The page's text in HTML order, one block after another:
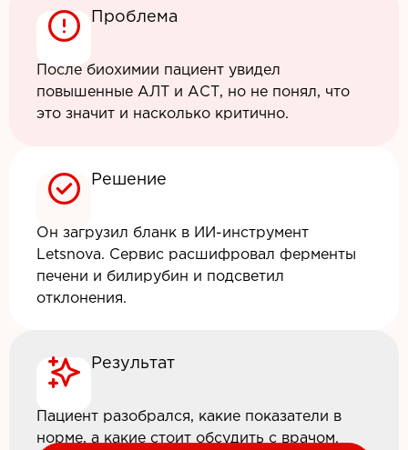
Проблема
После биохимии пациент увидел
повышенные АЛТ и АСТ, но не понял, что
это значит и насколько критично.
Решение
Он загрузил бланк в ИИ-инструмент
Letsnova. Сервис расшифровал ферменты
печени и билирубин и подсветил
отклонения.
Результат
Пациент разобрался, какие показатели в
норме, а какие стоит обсудить с врачом.